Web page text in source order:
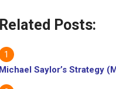
Related Posts:
Michael Saylor’s Strategy